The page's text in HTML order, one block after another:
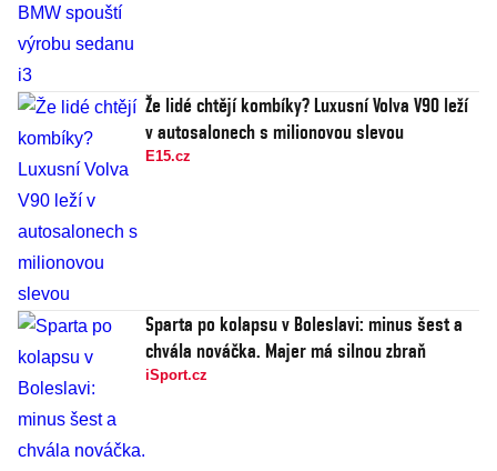
Že lidé chtějí kombíky? Luxusní Volva V90 leží
v autosalonech s milionovou slevou
E15.cz
Sparta po kolapsu v Boleslavi: minus šest a
chvála nováčka. Majer má silnou zbraň
iSport.cz